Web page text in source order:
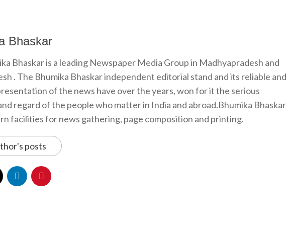
Bhaskar
Bhaskar is a leading Newspaper Media Group in Madhyapradesh and
. The Bhumika Bhaskar independent editorial stand and its reliable and
of the news have over the years, won for it the serious
regard of the people who matter in India and abroad.Bhumika Bhaskar
facilities for news gathering, page composition and printing.
posts